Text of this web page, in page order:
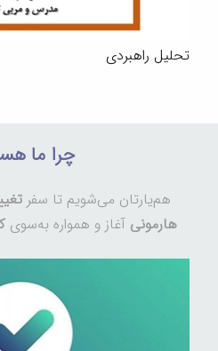
تحلیل راهبردی
چرا ما
هم‌یارتان می‌شویم تا سفر
هارمونی آغاز و همواره به‌سوی